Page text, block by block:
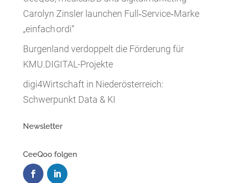
Carolyn Zinsler launchen Full‑Service‑Marke
„einfach ordi“
Burgenland verdoppelt die Förderung für
KMU.DIGITAL-Projekte
digi4Wirtschaft in Niederösterreich:
Schwerpunkt Data & KI
Newsletter
CeeQoo folgen